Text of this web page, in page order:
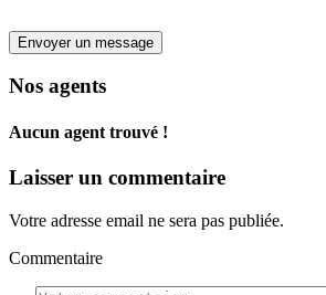
Envoyer un message
Nos agents
Aucun agent trouvé !
Laisser un commentaire
Votre adresse email ne sera pas publiée.
Commentaire